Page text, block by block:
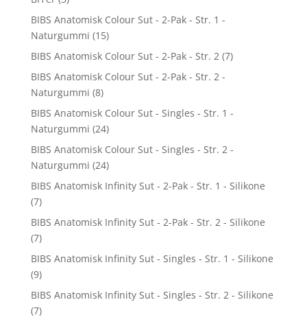
BIBS Anatomisk Colour Sut - 2-Pak - Str. 1 -
Naturgummi (15)
BIBS Anatomisk Colour Sut - 2-Pak - Str. 2 (7)
BIBS Anatomisk Colour Sut - 2-Pak - Str. 2 -
Naturgummi (8)
BIBS Anatomisk Colour Sut - Singles - Str. 1 -
Naturgummi (24)
BIBS Anatomisk Colour Sut - Singles - Str. 2 -
Naturgummi (24)
BIBS Anatomisk Infinity Sut - 2-Pak - Str. 1 - Silikone
(7)
BIBS Anatomisk Infinity Sut - 2-Pak - Str. 2 - Silikone
(7)
BIBS Anatomisk Infinity Sut - Singles - Str. 1 - Silikone
(9)
BIBS Anatomisk Infinity Sut - Singles - Str. 2 - Silikone
(7)